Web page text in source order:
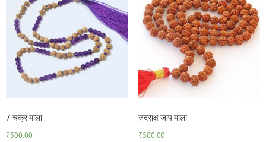
7 चक्र माला
₹500.00
रुद्राक्ष जाप माला
₹500.00